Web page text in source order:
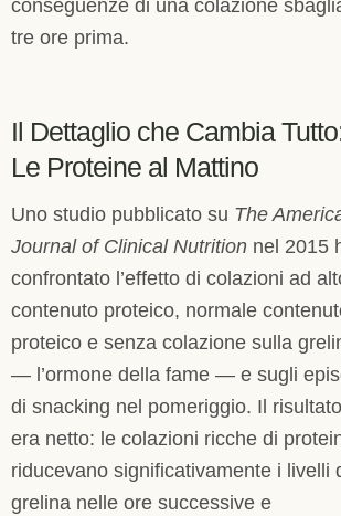
conseguenze di una colazione
tre ore prima.
Il Dettaglio che Cambia
Le Proteine al Mattino
Uno studio pubblicato su The
Journal of Clinical Nutrition nel 2015
confrontato l’effetto di colazioni ad
contenuto proteico, normale
proteico e senza colazione sulla
— l’ormone della fame — e sugli
di snacking nel pomeriggio. Il risultato
era netto: le colazioni ricche di
riducevano significativamente i livelli
grelina nelle ore successive e